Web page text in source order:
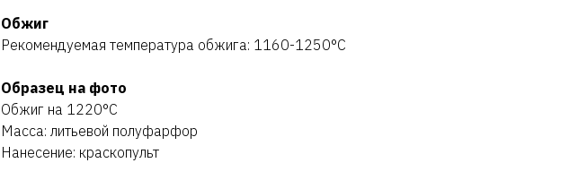
Обжиг
Рекомендуемая температура обжига: 1160-1250°C
Образец на фото
Обжиг на 1220°C
Масса: литьевой полуфарфор
Нанесение: краскопульт